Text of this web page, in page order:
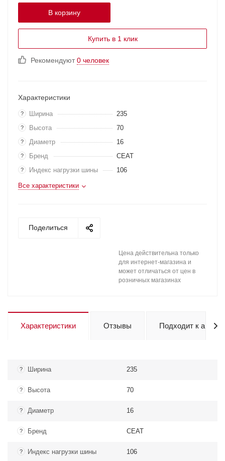
В корзину
Купить в 1 клик
Рекомендуют0 человек
Характеристики
? Ширина 235
? Высота 70
? Диаметр 16
? Бренд CEAT
? Индекс нагрузки шины 106
Все характеристики
Поделиться
Цена действительна только
для интернет-магазина и
может отличаться от цен в
розничных магазинах
Характеристики Отзывы Подходит к авто
? Ширина 235
? Высота 70
? Диаметр 16
? Бренд CEAT
? Индекс нагрузки шины 106